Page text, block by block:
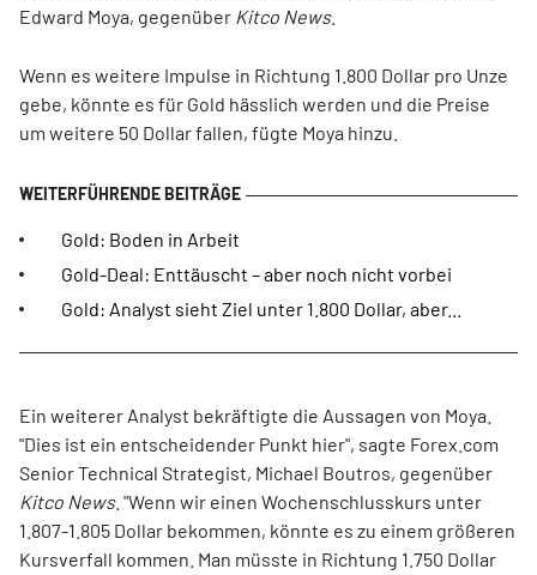
Edward Moya, gegenüber Kitco News.
Wenn es weitere Impulse in Richtung 1.800 Dollar pro Unze
gebe, könnte es für Gold hässlich werden und die Preise
um weitere 50 Dollar fallen, fügte Moya hinzu.
Gold: Boden in Arbeit
Gold-Deal: Enttäuscht – aber noch nicht vorbei
Gold: Analyst sieht Ziel unter 1.800 Dollar, aber...
Ein weiterer Analyst bekräftigte die Aussagen von Moya.
"Dies ist ein entscheidender Punkt hier", sagte Forex.com
Senior Technical Strategist, Michael Boutros, gegenüber
Kitco News. "Wenn wir einen Wochenschlusskurs unter
1.807-1.805 Dollar bekommen, könnte es zu einem größeren
Kursverfall kommen. Man müsste in Richtung 1.750 Dollar